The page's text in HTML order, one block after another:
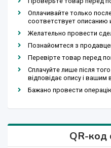
Оплачивайте только
соответствует
Желательно провести
Познайомтеся з
Перевірте товар перед
Сплачуйте лише після
відповідає опису і вашим
Бажано провести
QR-код